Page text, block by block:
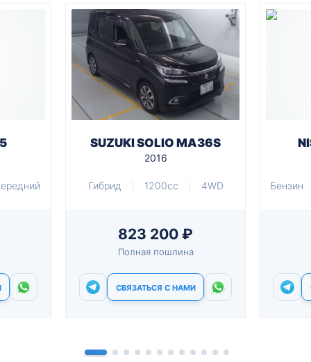
SUZUKI SOLIO MA36S
2016
Гибрид 1200cc 4WD
823 200 ₽
Полная пошлина
СВЯЗАТЬСЯ С НАМИ
Бензин